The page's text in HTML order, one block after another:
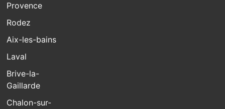
Provence
Rodez
Aix-les-bains
Laval
Brive-la-
Gaillarde
Chalon-sur-